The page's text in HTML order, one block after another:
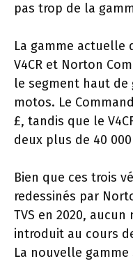
pas trop de la
La gamme actuelle
V4CR et Norton
le segment haut de
motos. Le
£, tandis que le
deux plus de 40
Bien que ces trois
redessinés par
TVS en 2020,
introduit au cours
La nouvelle